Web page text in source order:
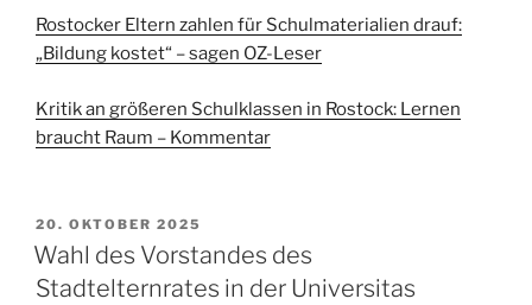
Rostocker Eltern zahlen für Schulmaterialien drauf:
„Bildung kostet“ – sagen OZ-Leser
Kritik an größeren Schulklassen in Rostock: Lernen
braucht Raum – Kommentar
VERÖFFENTLICHT
AM
20. OKTOBER 2025
Wahl des Vorstandes des
Stadtelternrates in der Universitas